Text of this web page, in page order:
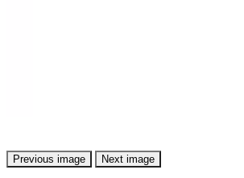
Previous image Next image